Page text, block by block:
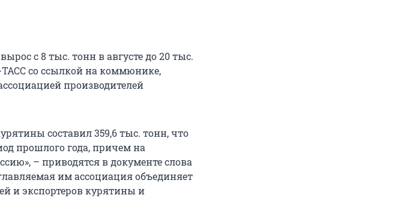
с 8 тыс. тонн в августе до 20 тыс.
ТАСС со ссылкой на коммюнике,
производителей
составил 359,6 тыс. тонн, что
прошлого года, причем на
– приводятся в документе слова
им ассоциация объединяет
и экспортеров курятины и